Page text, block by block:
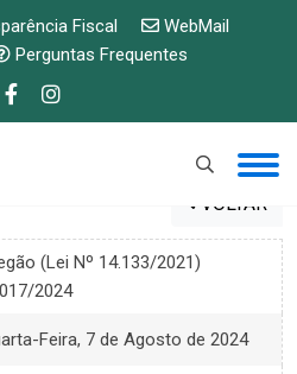
Fiscal
WebMail
Perguntas Frequentes
VOLTAR
(Lei Nº 14.133/2021)
2024
Feira, 7 de Agosto de 2024